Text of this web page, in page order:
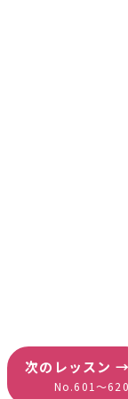
次のレッスン →
No.601〜620